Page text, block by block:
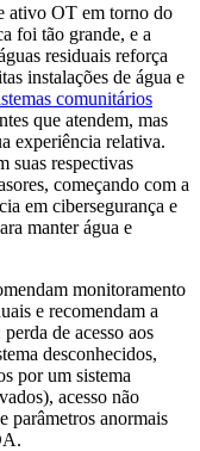
ativo OT em torno do
foi tão grande, e a
residuais reforça
instalações de água e
comunitários
que atendem, mas
experiência relativa.
suas respectivas
começando com a
em cibersegurança e
manter água e
monitoramento
e recomendam a
de acesso aos
desconhecidos,
por um sistema
acesso não
parâmetros anormais